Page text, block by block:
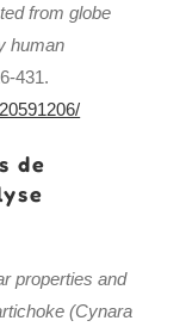
from globe
human
431.
de
properties and
(Cynara